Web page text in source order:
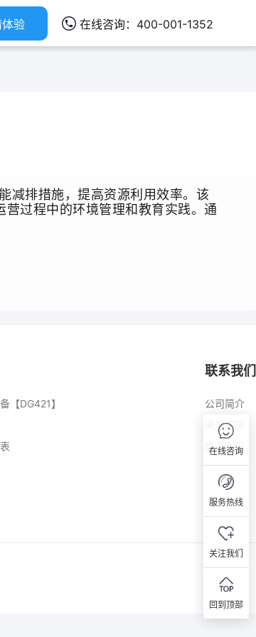
验 在线咨询：400-001-1352
在线咨询
服务热线
关注我们
回到顶部
过程中的环境管理和教育实践。通
【DG421】
联系我们
公司简介
荣誉资质
联系我们